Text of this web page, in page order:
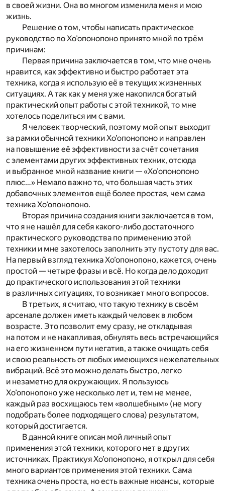
в своей жизни. Она во многом изменила меня и мою
жизнь.
Решение о том, чтобы написать практическое
руководство по Хо’опонопоно принято мной по трём
причинам:
Первая причина заключается в том, что мне очень
нравится, как эффективно и быстро работает эта
техника, когда я использую её в текущих жизненных
ситуациях. А так как у меня уже накопился богатый
практический опыт работы с этой техникой, то мне
хотелось поделиться им с вами.
Я человек творческий, поэтому мой опыт выходит
за рамки обычной техники Хо’опонопоно и направлен
на повышение её эффективности за счёт сочетания
с элементами других эффективных техник, отсюда
и выбранное мной название книги — «Хо’опонопоно
плюс…» Немало важно то, что большая часть этих
добавочных элементов ещё более простая, чем сама
техника Хо’опонопоно.
Вторая причина создания книги заключается в том,
что я не нашёл для себя какого-либо достаточного
практического руководства по применению этой
техники и мне захотелось заполнить эту пустоту для вас.
На первый взгляд техника Хо’опонопоно, кажется, очень
простой — четыре фразы и всё. Но когда дело доходит
до практического использования этой техники
в различных ситуациях, то возникает много вопросов.
В третьих, я считаю, что такую технику в своём
арсенале должен иметь каждый человек в любом
возрасте. Это позволит ему сразу, не откладывая
на потом и не накапливая, обнулять весь встречающийся
на его жизненном пути негатив, а также очищать себя
и свою реальность от любых имеющихся нежелательных
вибраций. Всё это можно делать быстро, легко
и незаметно для окружающих. Я пользуюсь
Хо’опонопоно уже несколько лет и, тем не менее,
каждый раз восхищаюсь тем «волшебным» (не могу
подобрать более подходящего слова) результатом,
который достигается.
В данной книге описан мой личный опыт
применения этой техники, которого нет в других
источниках. Практикуя Хо’опонопоно, я открыл для себя
много вариантов применения этой техники. Сама
техника очень проста, но есть важные нюансы, которые